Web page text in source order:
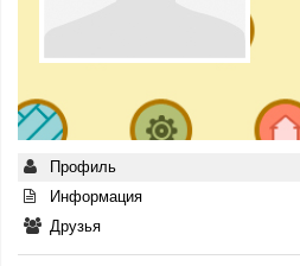
Профиль
Информация
Друзья